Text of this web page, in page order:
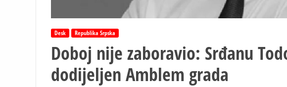
Desk Republika Srpska
Doboj nije zaboravio: Srđanu
dodijeljen Amblem grada